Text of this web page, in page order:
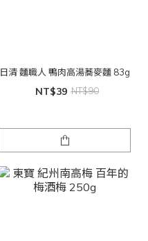
日清 麵職人 鴨肉高湯蕎麥麵 83g
NT$39 NT$90